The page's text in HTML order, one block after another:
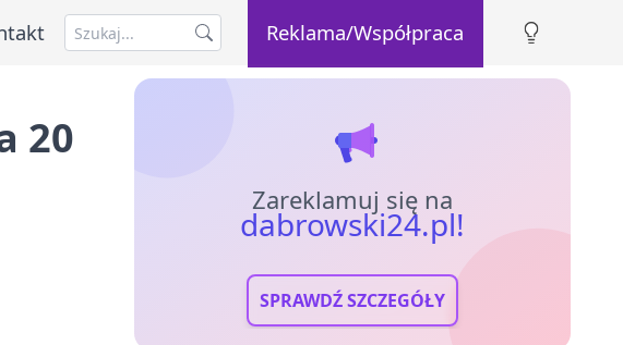
Reklama/Współpraca
20
Zareklamuj się na
dabrowski24.pl!
SPRAWDŹ SZCZEGÓŁY